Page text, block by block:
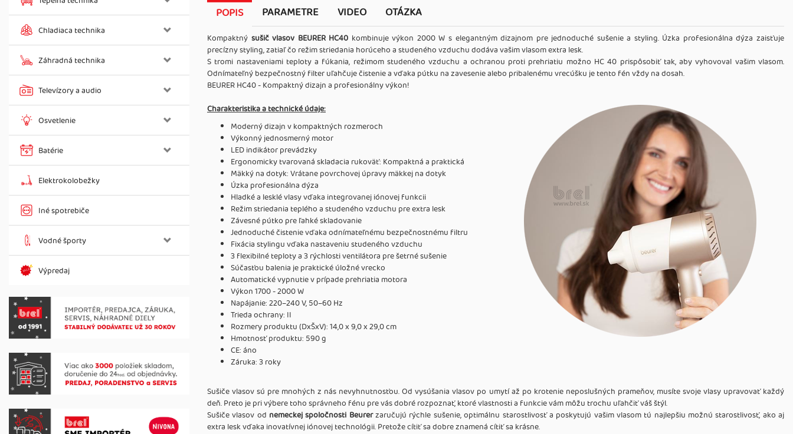
Chladiaca technika
Záhradná technika
Televízory a audio
Osvetlenie
Batérie
Elektrokolobežky
Iné spotrebiče
Vodné športy
Výpredaj
POPIS PARAMETRE VIDEO OTÁZKA
Kompaktný sušič vlasov BEURER HC40 kombinuje výkon 2000 W s elegantným dizajnom pre jednoduché sušenie a styling. Úzka profesionálna dýza zaisťuje
precízny styling, zatiaľ čo režim striedania horúceho a studeného vzduchu dodáva vašim vlasom extra lesk.
S tromi nastaveniami teploty a fúkania, režimom studeného vzduchu a ochranou proti prehriatiu možno HC 40 prispôsobiť tak, aby vyhovoval vašim vlasom.
Odnímateľný bezpečnostný filter uľahčuje čistenie a vďaka pútku na zavesenie alebo pribalenému vrecúšku je tento fén vždy na dosah.
BEURER HC40 - Kompaktný dizajn a profesionálny výkon!
Charakteristika a technické údaje:
Moderný dizajn v kompaktných rozmeroch
Výkonný jednosmerný motor
LED indikátor prevádzky
Ergonomicky tvarovaná skladacia rukoväť: Kompaktná a praktická
Mäkký na dotyk: Vrátane povrchovej úpravy mäkkej na dotyk
Úzka profesionálna dýza
Hladké a lesklé vlasy vďaka integrovanej iónovej funkcii
Režim striedania teplého a studeného vzduchu pre extra lesk
Závesné pútko pre ľahké skladovanie
Jednoduché čistenie vďaka odnímateľnému bezpečnostnému filtru
Fixácia stylingu vďaka nastaveniu studeného vzduchu
3 flexibilné teploty a 3 rýchlosti ventilátora pre šetrné sušenie
Súčasťou balenia je praktické úložné vrecko
Automatické vypnutie v prípade prehriatia motora
Výkon 1700 - 2000 W
Napájanie: 220–240 V, 50–60 Hz
Trieda ochrany: II
Rozmery produktu (DxŠxV): 14,0 x 9,0 x 29,0 cm
Hmotnosť produktu: 590 g
CE: áno
Záruka: 3 roky
Sušiče vlasov sú pre mnohých z nás nevyhnutnosťou. Od vysúšania vlasov po umytí až po krotenie neposlušných prameňov, musíte svoje vlasy upravovať každý
deň. Preto je pri výbere toho správneho fénu pre vás dobré rozpoznať, ktoré vlastnosti a funkcie vám môžu trochu uľahčiť váš štýl.
Sušiče vlasov od nemeckej spoločnosti Beurerzaručujú rýchle sušenie, optimálnu starostlivosť a poskytujú vašim vlasom tú najlepšiu možnú starostlivosť, ako aj
extra lesk vďaka inovatívnej iónovej technológii. Pretože cítiť sa dobre znamená cítiť sa krásne.